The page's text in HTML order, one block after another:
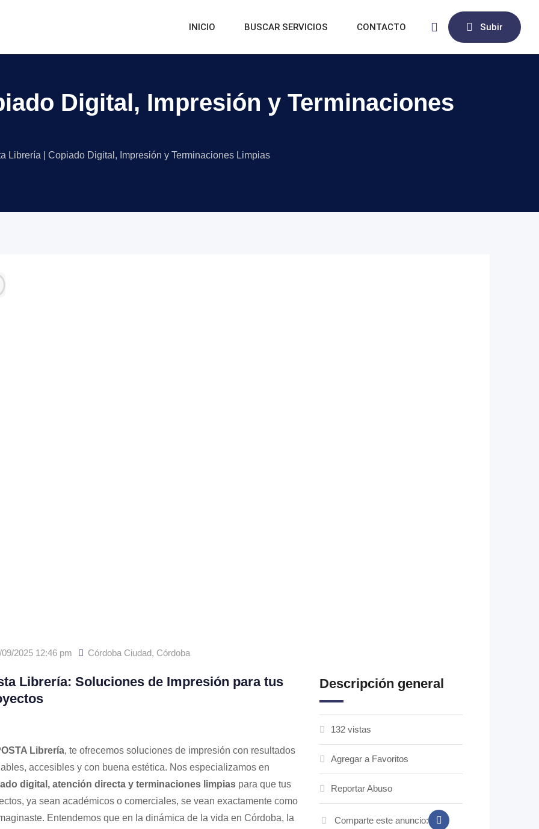
Subir
INICIO BUSCAR SERVICIOS CONTACTO
Digital, Impresión y Terminaciones
Librería | Copiado Digital, Impresión y Terminaciones Limpias
2025 12:46 pm Córdoba Ciudad, Córdoba
Librería: Soluciones de Impresión para tus
Librería, te ofrecemos soluciones de impresión con resultados
accesibles y con buena estética. Nos especializamos en
digital, atención directa y terminaciones limpiaspara que tus
ya sean académicos o comerciales, se vean exactamente como
Entendemos que en la dinámica de la vida en Córdoba, la
Descripción general
132 vistas
Agregar a Favoritos
Reportar Abuso
Comparte este anuncio: